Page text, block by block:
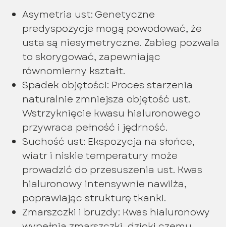
Asymetria ust: Genetyczne
predyspozycje mogą powodować, że
usta są niesymetryczne. Zabieg pozwala
to skorygować, zapewniając
równomierny kształt.
Spadek objętości: Proces starzenia
naturalnie zmniejsza objętość ust.
Wstrzyknięcie kwasu hialuronowego
przywraca pełność i jędrność.
Suchość ust: Ekspozycja na słońce,
wiatr i niskie temperatury może
prowadzić do przesuszenia ust. Kwas
hialuronowy intensywnie nawilża,
poprawiając strukturę tkanki.
Zmarszczki i bruzdy: Kwas hialuronowy